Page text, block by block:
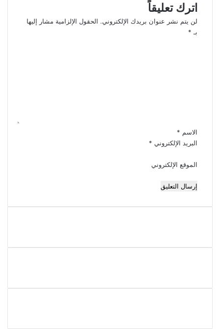
اترك تعليقاً
لن يتم نشر عنوان بريدك الإلكتروني. الحقول الإلزامية مشار إليها
بـ *
الاسم *
البريد الإلكتروني *
الموقع الإلكتروني